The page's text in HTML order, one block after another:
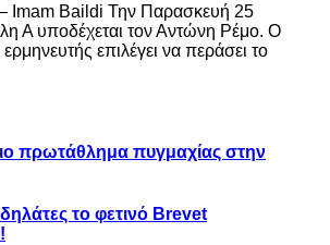
Imam Baildi Την Παρασκευή 25
Α υποδέχεται τον Αντώνη Ρέμο. Ο
επιλέγει να περάσει το
πρωτάθλημα πυγμαχίας στην
το φετινό Brevet